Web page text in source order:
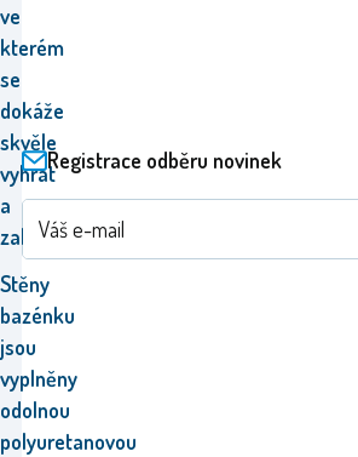
ve
kterém
se
dokáže
skvěle
vyhrát
a
zabavit.
Stěny
bazénku
jsou
vyplněny
odolnou
polyuretanovou
Registrace odběru novinek